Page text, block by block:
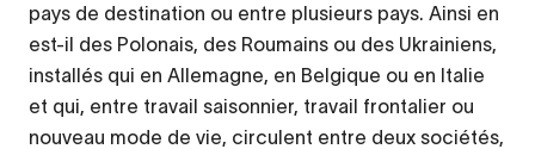
pays de destination ou entre plusieurs pays. Ainsi en
est-il des Polonais, des Roumains ou des Ukrainiens,
installés qui en Allemagne, en Belgique ou en Italie
et qui, entre travail saisonnier, travail frontalier ou
nouveau mode de vie, circulent entre deux sociétés,